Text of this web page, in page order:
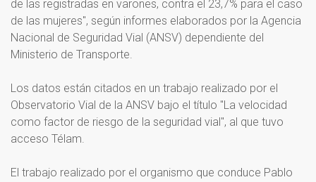
de las registradas en varones, contra el 23,7% para el caso
de las mujeres", según informes elaborados por la Agencia
Nacional de Seguridad Vial (ANSV) dependiente del
Ministerio de Transporte.
Los datos están citados en un trabajo realizado por el
Observatorio Vial de la ANSV bajo el título "La velocidad
como factor de riesgo de la seguridad vial", al que tuvo
acceso Télam.
El trabajo realizado por el organismo que conduce Pablo